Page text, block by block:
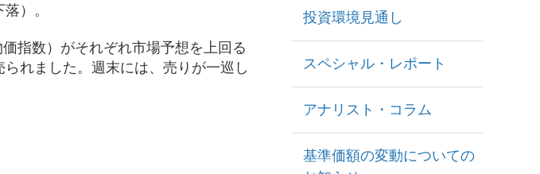
）。
指数）がそれぞれ市場予想を上回る
れました。週末には、売りが一巡し
投資環境見通し
スペシャル・レポート
アナリスト・コラム
基準価額の変動についての